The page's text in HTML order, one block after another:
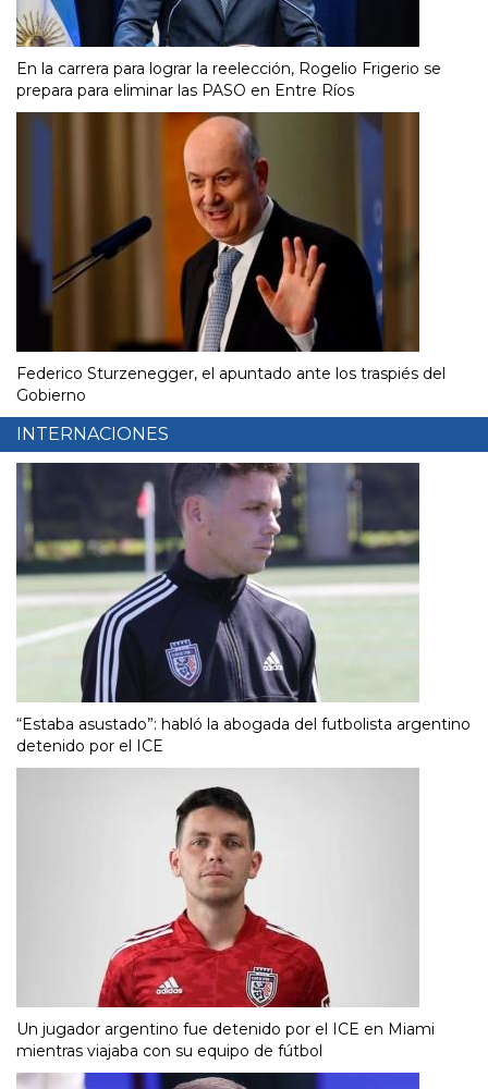
En la carrera para lograr la reelección, Rogelio Frigerio se
prepara para eliminar las PASO en Entre Ríos
Federico Sturzenegger, el apuntado ante los traspiés del
Gobierno
INTERNACIONES
“Estaba asustado”: habló la abogada del futbolista argentino
detenido por el ICE
Un jugador argentino fue detenido por el ICE en Miami
mientras viajaba con su equipo de fútbol